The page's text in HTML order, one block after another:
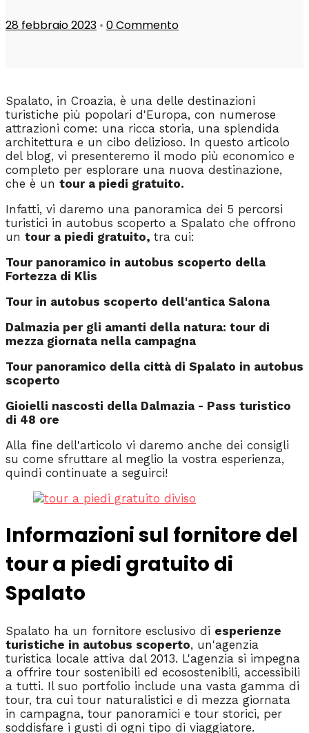
28 febbraio 2023 • 0 Commento
Spalato, in Croazia, è una delle destinazioni
turistiche più popolari d'Europa, con numerose
attrazioni come: una ricca storia, una splendida
architettura e un cibo delizioso. In questo articolo
del blog, vi presenteremo il modo più economico e
completo per esplorare una nuova destinazione,
che è un tour a piedi gratuito.
Infatti, vi daremo una panoramica dei 5 percorsi
turistici in autobus scoperto a Spalato che offrono
un tour a piedi gratuito, tra cui:
Tour panoramico in autobus scoperto della
Fortezza di Klis
Tour in autobus scoperto dell'antica Salona
Dalmazia per gli amanti della natura: tour di
mezza giornata nella campagna
Tour panoramico della città di Spalato in autobus
scoperto
Gioielli nascosti della Dalmazia - Pass turistico
di 48 ore
Alla fine dell'articolo vi daremo anche dei consigli
su come sfruttare al meglio la vostra esperienza,
quindi continuate a seguirci!
Informazioni sul fornitore del
tour a piedi gratuito di
Spalato
Spalato ha un fornitore esclusivo di esperienze
turistiche in autobus scoperto, un'agenzia
turistica locale attiva dal 2013. L'agenzia si impegna
a offrire tour sostenibili ed ecosostenibili, accessibili
a tutti. Il suo portfolio include una vasta gamma di
tour, tra cui tour naturalistici e di mezza giornata
in campagna, tour panoramici e tour storici, per
soddisfare i gusti di ogni tipo di viaggiatore.